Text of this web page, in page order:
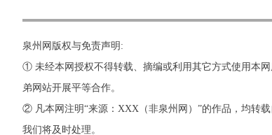
泉州网版权与免责声明:
① 未经本网授权不得转载、摘编或利用其它方式使用本
弟网站开展平等合作。
② 凡本网注明“来源：XXX（非泉州网）”的作品，均转
我们将及时处理。